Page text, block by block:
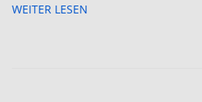
WEITER LESEN